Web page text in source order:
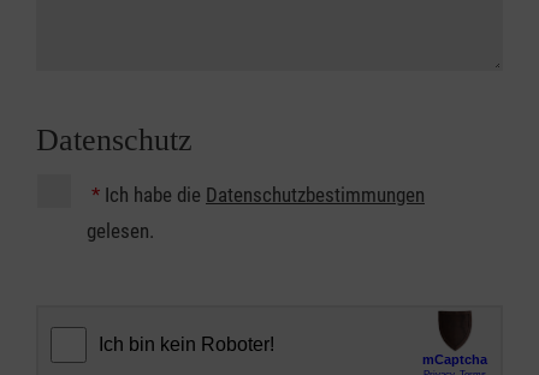
Datenschutz
* Ich habe die Datenschutzbestimmungen
gelesen.